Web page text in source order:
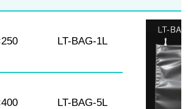
LT-BAG-1L
LT-BAG-5L